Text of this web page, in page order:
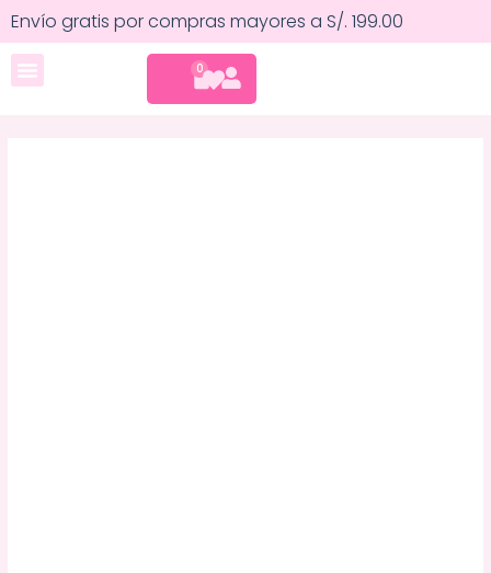
al
contenido
Envío gratis por compras mayores a S/. 199.00
0
CART